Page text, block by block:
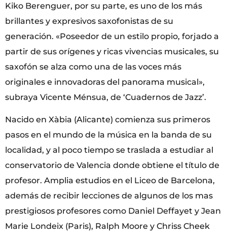
Kiko Berenguer, por su parte, es uno de los más
brillantes y expresivos saxofonistas de su
generación. «Poseedor de un estilo propio, forjado a
partir de sus orígenes y ricas vivencias musicales, su
saxofón se alza como una de las voces más
originales e innovadoras del panorama musical»,
subraya Vicente Ménsua, de ‘Cuadernos de Jazz’.
Nacido en Xàbia (Alicante) comienza sus primeros
pasos en el mundo de la música en la banda de su
localidad, y al poco tiempo se traslada a estudiar al
conservatorio de Valencia donde obtiene el título de
profesor. Amplia estudios en el Liceo de Barcelona,
además de recibir lecciones de algunos de los mas
prestigiosos profesores como Daniel Deffayet y Jean
Marie Londeix (Paris), Ralph Moore y Chriss Cheek